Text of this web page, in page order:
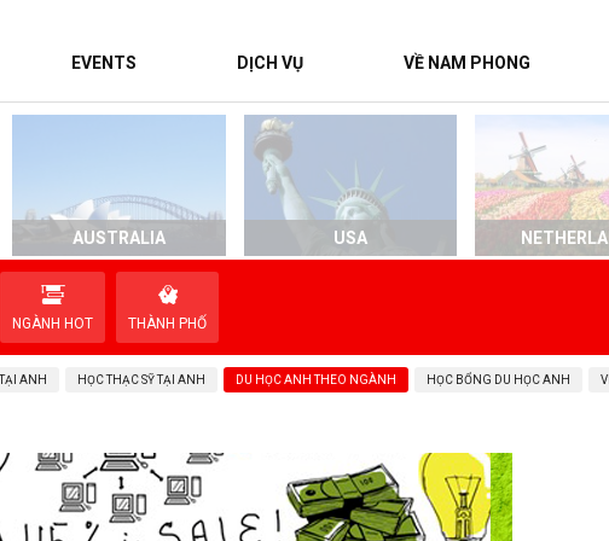
EVENTS DỊCH VỤ VỀ NAM PHONG
AUSTRALIA USA
NGÀNH HOT THÀNH PHỐ
ANH HỌC THẠC SỸ TẠI ANH DU HỌC ANH THEO NGÀNH HỌC BỔNG DU HỌC ANH